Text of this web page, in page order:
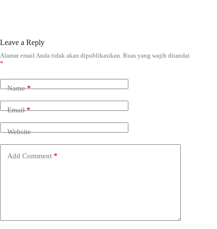
Leave a Reply
Alamat email Anda tidak akan dipublikasikan. Ruas yang wajib ditandai
*
Name*
Email*
Website
Add Comment *